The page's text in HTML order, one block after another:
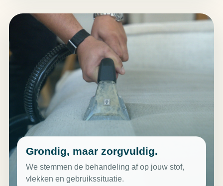
Grondig, maar zorgvuldig.
We stemmen de behandeling af op jouw stof,
vlekken en gebruikssituatie.